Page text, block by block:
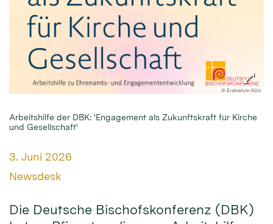
© Erzbistum Köln
Arbeitshilfe der DBK: 'Engagement als Zukunftskraft für Kirche
und Gesellschaft'
Datum:
3. Juni 2026
Von:
Newsdesk
Die Deutsche Bischofskonferenz (DBK)